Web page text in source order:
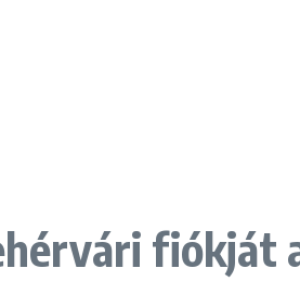
fiókját